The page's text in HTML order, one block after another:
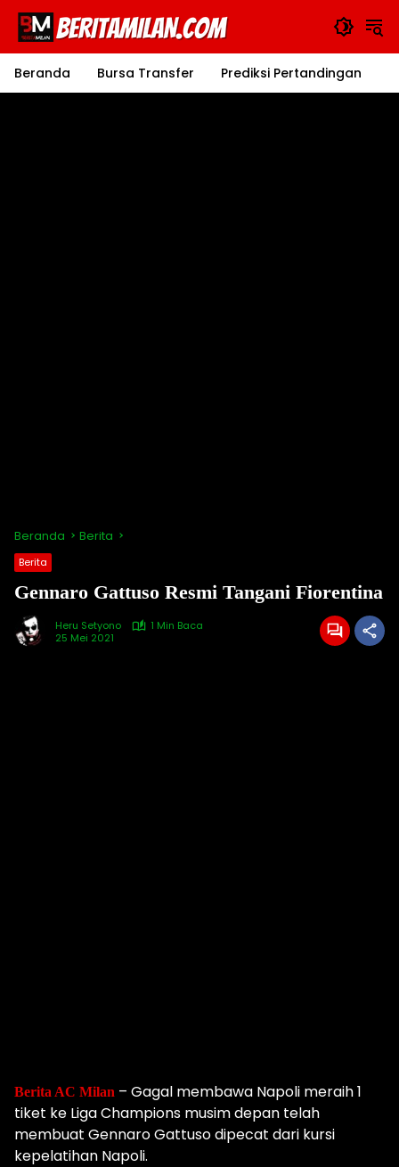
Langsung
konten
Beranda
Bursa Transfer Prediksi Pertandingan
Beranda Berita
Berita
Gennaro Gattuso Resmi Tangani Fiorentina
Heru Setyono
1 Min Baca
25 Mei 2021
Berita AC Milan – Gagal membawa Napoli meraih 1
tiket ke Liga Champions musim depan telah
membuat Gennaro Gattuso dipecat dari kursi
kepelatihan Napoli.